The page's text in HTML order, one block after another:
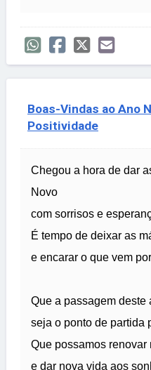
Boas-Vindas ao Ano
Positividade
Chegou a hora de dar
Novo
com sorrisos e
É tempo de deixar as
e encarar o que vem
Que a passagem deste
seja o ponto de partida
Que possamos
e dar nova vida aos